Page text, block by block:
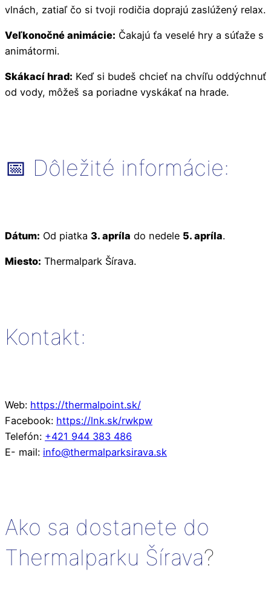
vlnách, zatiaľ čo si tvoji rodičia doprajú zaslúžený relax.
Veľkonočné animácie: Čakajú ťa veselé hry a súťaže s
animátormi.
Skákací hrad: Keď si budeš chcieť na chvíľu oddýchnuť
od vody, môžeš sa poriadne vyskákať na hrade.
📅 Dôležité informácie:
Dátum: Od piatka 3. apríla do nedele 5. apríla.
Miesto: Thermalpark Šírava.
Kontakt:
Web: https://thermalpoint.sk/
Facebook: https://lnk.sk/rwkpw
Telefón: +421 944 383 486
E- mail: info@thermalparksirava.sk
Ako sa dostanete do
Thermalparku Šírava?